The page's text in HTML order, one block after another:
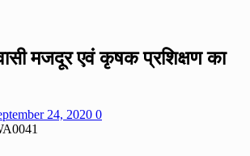
मजदूर एवं कृषक प्रशिक्षण का
24, 2020 0